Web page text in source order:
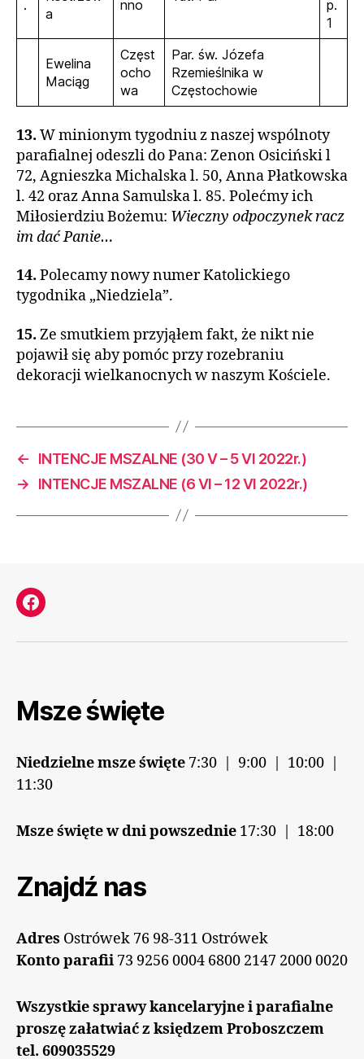
.
a
nno
p.
1
Ewelina
Maciąg
Częst
ocho
wa
Par. św. Józefa
Rzemieślnika w
Częstochowie
13. W minionym tygodniu z naszej wspólnoty
parafialnej odeszli do Pana: Zenon Osiciński l
72, Agnieszka Michalska l. 50, Anna Płatkowska
l. 42 oraz Anna Samulska l. 85. Polećmy ich
Miłosierdziu Bożemu: Wieczny odpoczynek racz
im dać Panie…
14. Polecamy nowy numer Katolickiego
tygodnika „Niedziela”.
15. Ze smutkiem przyjąłem fakt, że nikt nie
pojawił się aby pomóc przy rozebraniu
dekoracji wielkanocnych w naszym Kościele.
←
INTENCJE MSZALNE (30 V – 5 VI 2022r.)
→
INTENCJE MSZALNE (6 VI – 12 VI 2022r.)
Facebook
Msze święte
Niedzielne msze święte 7:30 | 9:00 | 10:00 |
11:30
Msze święte w dni powszednie 17:30 | 18:00
Znajdź nas
Adres Ostrówek 76 98-311 Ostrówek
Konto parafii 73 9256 0004 6800 2147 2000 0020
Wszystkie sprawy kancelaryjne i parafialne
proszę załatwiać z księdzem Proboszczem
tel. 609035529